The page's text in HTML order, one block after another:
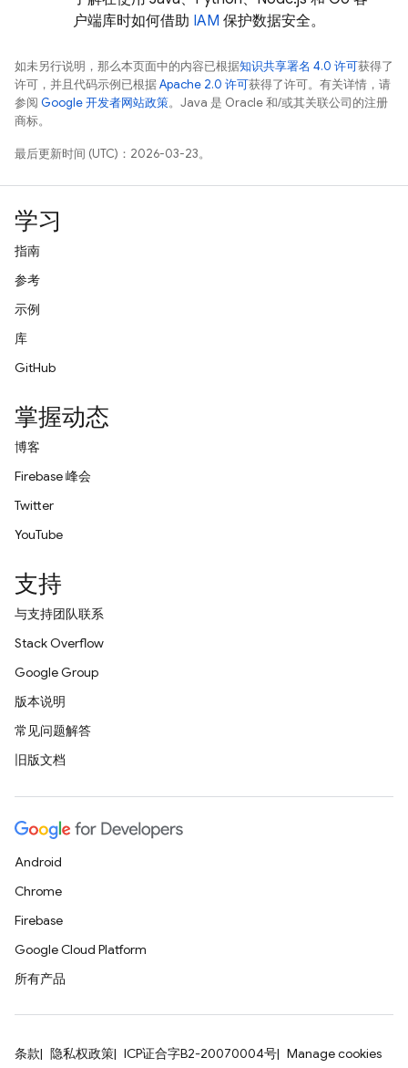
户端库时如何借助 IAM 保护数据安全。
如未另行说明，那么本页面中的内容已根据知识共享署名 4.0 许可获得了
许可，并且代码示例已根据Apache 2.0 许可获得了许可。有关详情，请
参阅 Google 开发者网站政策。Java 是 Oracle 和/或其关联公司的注册
商标。
最后更新时间 (UTC)：2026-03-23。
学习
指南
参考
示例
库
GitHub
掌握动态
博客
Firebase 峰会
Twitter
YouTube
支持
与支持团队联系
Stack Overflow
Google Group
版本说明
常见问题解答
旧版文档
Android
Chrome
Firebase
Google Cloud Platform
所有产品
条款 隐私权政策 ICP证合字B2-20070004号 Manage cookies